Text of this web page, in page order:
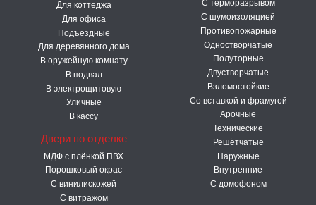
Для коттеджа
Для офиса
Подъездные
Для деревянного дома
В оружейную комнату
В подвал
В электрощитовую
Уличные
В кассу
Двери по отделке
МДФ с плёнкой ПВХ
Порошковый окрас
С винилискожей
С витражом
C терморазрывом
С шумоизоляцией
Противопожарные
Одностворчатые
Полуторные
Двустворчатые
Взломостойкие
Со вставкой и фрамугой
Арочные
Технические
Решётчатые
Наружные
Внутренние
С домофоном